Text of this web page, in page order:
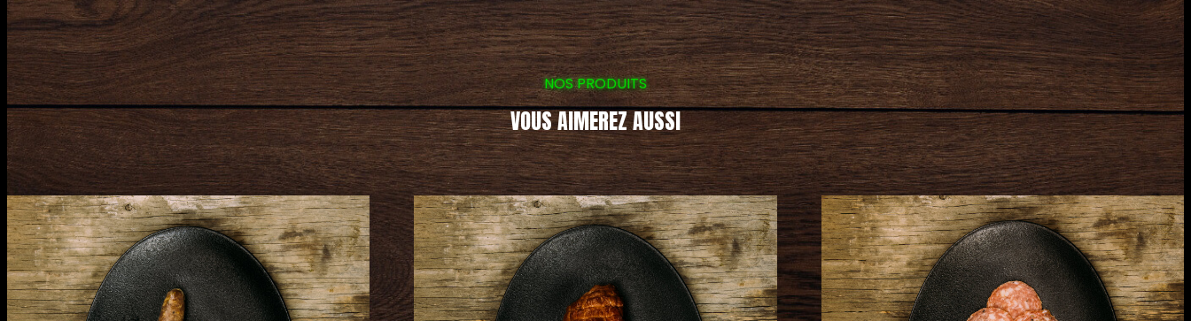
NOS PRODUITS
VOUS AIMEREZ AUSSI